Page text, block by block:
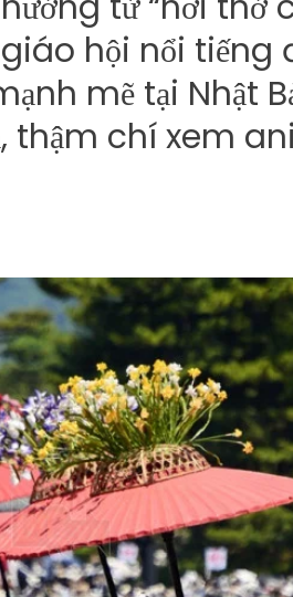
hội nổi tiếng
mẽ tại Nhật
thậm chí xem